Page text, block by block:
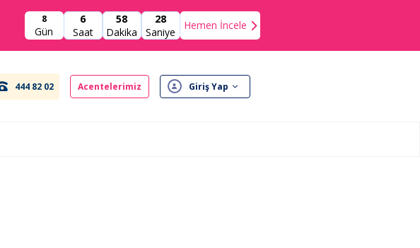
8
Gün
6
Saat
58
Dakika
27
Saniye
Hemen İncele
444 82 02 Acentelerimiz Giriş Yap